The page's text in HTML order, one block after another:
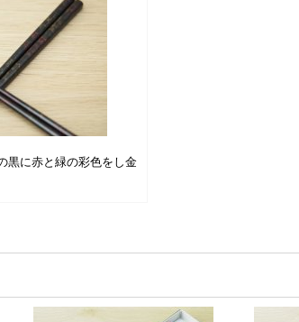
黒に赤と緑の彩色をし金